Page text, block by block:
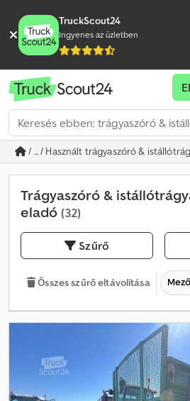
TruckScout24
Ingyenes az üzletben
/ ... / Használt trágyaszóró &
Trágyaszóró &
eladó (32)
Szűrő
Összes szűrő eltávolítása